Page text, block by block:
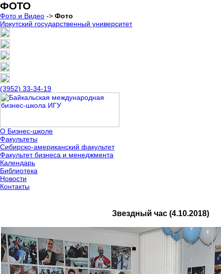
ФОТО
Фото и Видео -> Фото
Иркутский государственный университет
(3952) 33-34-19
О Бизнес-школе
Факультеты
Сибирско-американский факультет
Факультет бизнеса и менеджмента
Календарь
Библиотека
Новости
Контакты
Звездный час (4.10.2018)